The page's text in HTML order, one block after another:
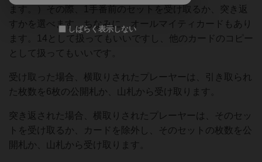
ます。）その際、1手番前のセットを受け取るか、突き返
すかを選べます。ちなみに、オールマイティカードもあり
ます。14として扱ってもいいですし、他のカードのコピー
として扱ってもいいです。
受け取った場合、横取りされたプレーヤーは、引き取られ
た枚数を6枚の公開札か、山札から受け取ります。
突き返された場合、横取りされたプレーヤーは、そのセッ
トを受け取るか、カードを除外し、そのセットの枚数を公
開札か、山札から受け取ります。
しばらく表示しない